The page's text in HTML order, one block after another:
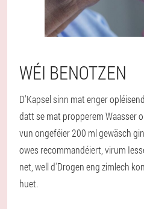
WÉI BENOTZEN
D'Kapsel sinn mat enger
datt se mat propperem Waasser
vun ongeféier 200 ml gewäsch
owes recommandéiert, virum
net, well d'Drogen eng zimlech
huet.